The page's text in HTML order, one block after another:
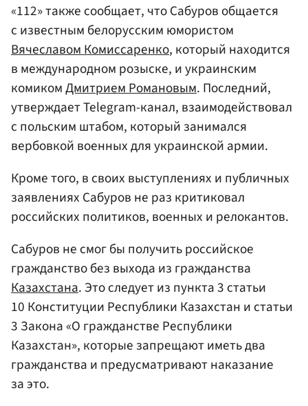
«112» также сообщает, что Сабуров общается
с известным белорусским юмористом
Вячеславом Комиссаренко, который находится
в международном розыске, и украинским
комикомДмитрием Романовым. Последний,
утверждает Telegram-канал, взаимодействовал
с польским штабом, который занимался
вербовкой военных для украинской армии.
Кроме того, в своих выступлениях и публичных
заявлениях Сабуров не раз критиковал
российских политиков, военных и релокантов.
Сабуров не смог бы получить российское
гражданство без выхода из гражданства
Казахстана. Это следует из пункта 3 статьи
10 Конституции Республики Казахстан и статьи
3 Закона «О гражданстве Республики
Казахстан», которые запрещают иметь два
гражданства и предусматривают наказание
за это.